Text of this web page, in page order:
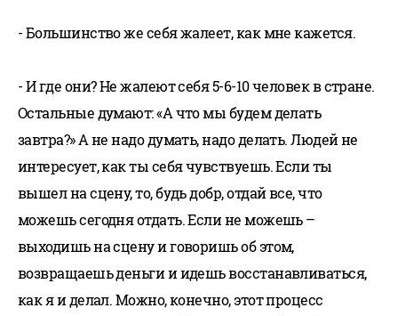
- Большинство же себя жалеет, как мне кажется.
- И где они? Не жалеют себя 5-6-10 человек в стране.
Остальные думают: «А что мы будем делать
завтра?» А не надо думать, надо делать. Людей не
интересует, как ты себя чувствуешь. Если ты
вышел на сцену, то, будь добр, отдай все, что
можешь сегодня отдать. Если не можешь –
выходишь на сцену и говоришь об этом,
возвращаешь деньги и идешь восстанавливаться,
как я и делал. Можно, конечно, этот процесс